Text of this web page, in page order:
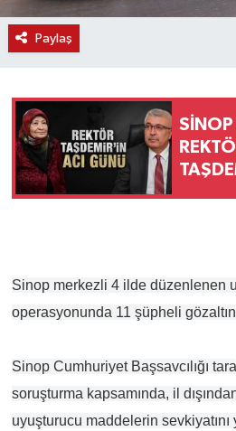
Paylaş
SİNOP
Sinop merkezli 4 ilde düzenlenen
operasyonunda 11 şüpheli
Sinop Cumhuriyet Başsavcılığı
soruşturma kapsamında, il
uyuşturucu maddelerin